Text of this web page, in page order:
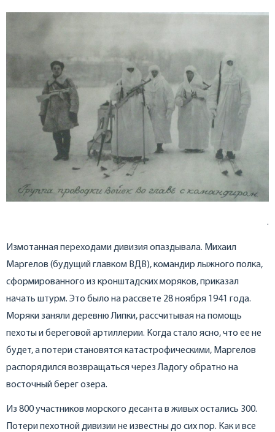
.
Измотанная переходами дивизия опаздывала. Михаил
Маргелов (будущий главком ВДВ), командир лыжного полка,
сформированного из кронштадских моряков, приказал
начать штурм. Это было на рассвете 28 ноября 1941 года.
Моряки заняли деревню Липки, рассчитывая на помощь
пехоты и береговой артиллерии. Когда стало ясно, что ее не
будет, а потери становятся катастрофическими, Маргелов
распорядился возвращаться через Ладогу обратно на
восточный берег озера.
Из 800 участников морского десанта в живых остались 300.
Потери пехотной дивизии не известны до сих пор. Как и все